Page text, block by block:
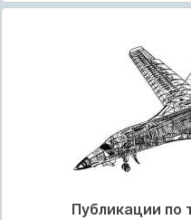
Публикации по